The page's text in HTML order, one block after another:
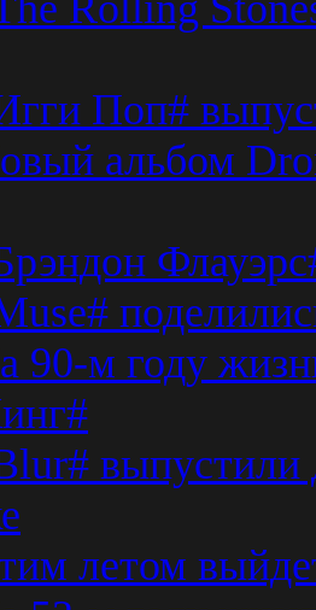
Поп#
альбом
90-м году
выпустили
летом